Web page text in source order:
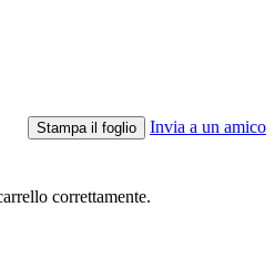
Stampa il foglio Invia a un amico
correttamente.